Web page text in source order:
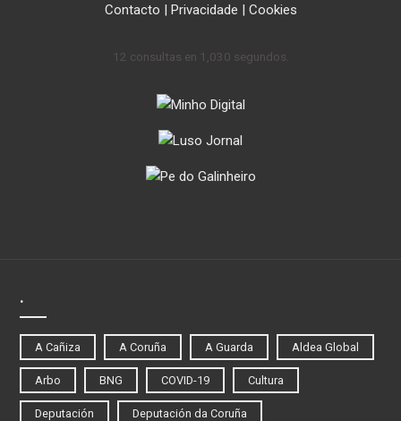
Contacto | Privacidade | Cookies
12 consultas en 1,030 segundos.
.
A Cañiza A Coruña A Guarda Aldea Global
Arbo BNG COVID-19 Cultura
Deputación Deputación da Coruña